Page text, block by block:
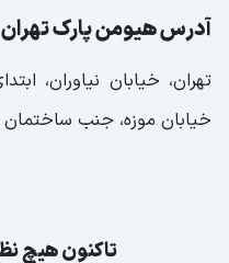
آدرس هیومن پارک تهران
تهران، خیابان نیاوران،
خیابان موزه، جنب
تاکنون هیچ